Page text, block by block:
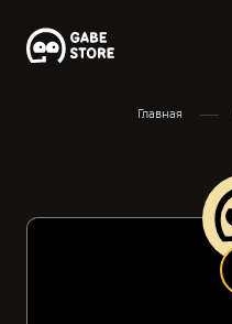
Главная